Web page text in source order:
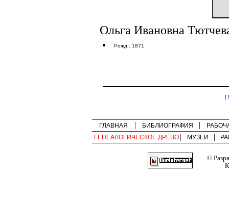
Ольга Ивановна
Рожд.: 1871
[
ГЛАВНАЯ БИБЛИОГРАФИЯ
ГЕНЕАЛОГИЧЕСКОЕ ДРЕВО
МУЗЕИ
©